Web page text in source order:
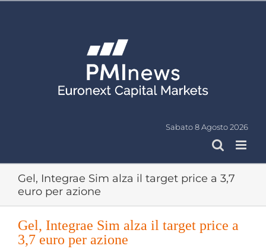
Sabato 8 Agosto 2026
Gel, Integrae Sim alza il target price a 3,7
euro per azione
Gel, Integrae Sim alza il target price a
3,7 euro per azione